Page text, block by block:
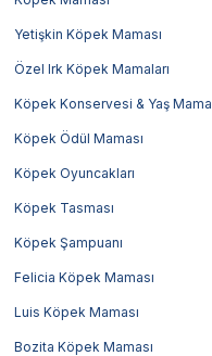
Yetişkin Köpek Maması
Özel Irk Köpek Mamaları
Köpek Konservesi & Yaş Mama
Köpek Ödül Maması
Köpek Oyuncakları
Köpek Tasması
Köpek Şampuanı
Felicia Köpek Maması
Luis Köpek Maması
Bozita Köpek Maması